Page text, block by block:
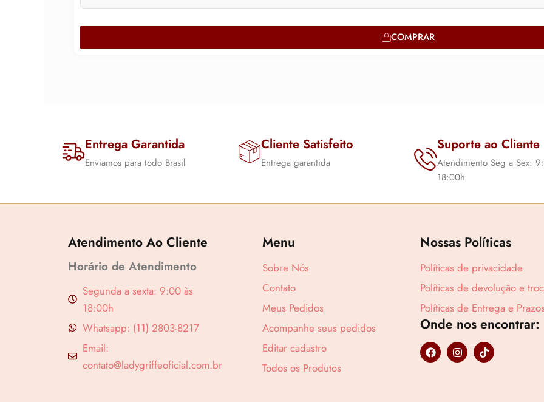
Compre por
COMPRAR
Entrega Garantida
Enviamos para todo Brasil
Cliente Satisfeito
Entrega garantida
Suporte ao Cliente
Atendimento Seg a Sex:
18:00h
Atendimento Ao Cliente
Horário de Atendimento
Segunda a sexta: 9:00 às
18:00h
Whatsapp: (11) 2803-8217
Email:
contato@ladygriffeoficial.com.br
Menu
Sobre Nós
Contato
Meus Pedidos
Acompanhe seus pedidos
Editar cadastro
Todos os Produtos
Nossas Políticas
Políticas de privacidade
Políticas de devolução e
Políticas de Entrega e
Onde nos encontrar:
F
a
I
n
T
i